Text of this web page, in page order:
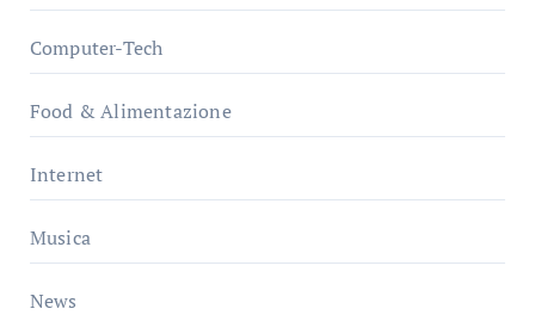
Computer-Tech
Food & Alimentazione
Internet
Musica
News